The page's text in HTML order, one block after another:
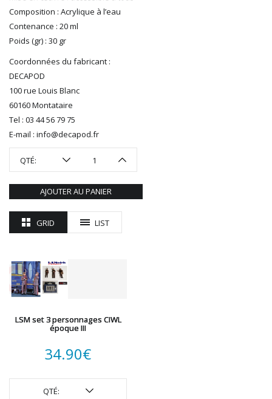
PRINCE AUGUST
R37
REDUTEX
REE
RÉGIONS ET COMPAGNIES
ROCO
ROTOMAGUS
ROUTE 87
SAI
TRAINS OUEST
Trains-O-Matic
TRIX
VIESSMANN
WOODLAND SCENICS
XURON
Composition : Acrylique à l’eau
Contenance : 20 ml
Poids (gr) : 30 gr
Coordonnées du fabricant :
DECAPOD
100 rue Louis Blanc
60160 Montataire
Tel : 03 44 56 79 75
E-mail : info@decapod.fr
QTÉ:
AJOUTER AU PANIER
GRID LIST
LSM set 3 personnages CIWL
époque III
34.90€
QTÉ: